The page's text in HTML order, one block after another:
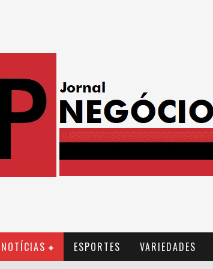
NOTÍCIAS ESPORTES VARIEDADES